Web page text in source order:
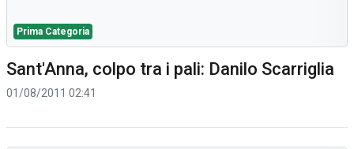
Prima Categoria
Sant'Anna, colpo tra i pali: Danilo Scarriglia
01/08/2011 02:41